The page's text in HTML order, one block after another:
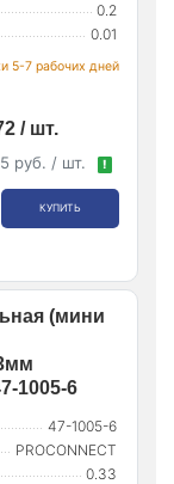
0.2
0.01
5-7 рабочих дней
/ шт.
руб. / шт. !
КУПИТЬ
(мини
1005-6
47-1005-6
PROCONNECT
0.33